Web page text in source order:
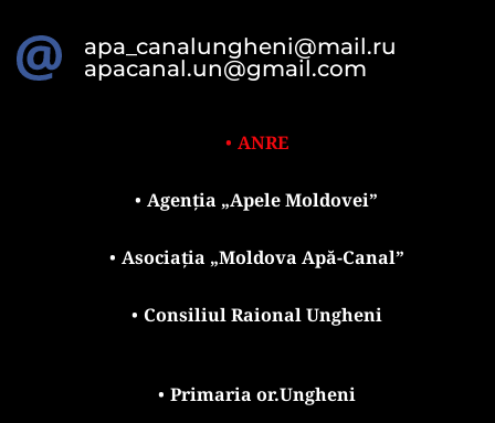
apa_canalungheni@mail.ru
apacanal.un@gmail.com
ANRE
Agenția „Apele Moldovei”
Asociația „Moldova Apă-Canal”
Consiliul Raional Ungheni
Primaria or.Ungheni